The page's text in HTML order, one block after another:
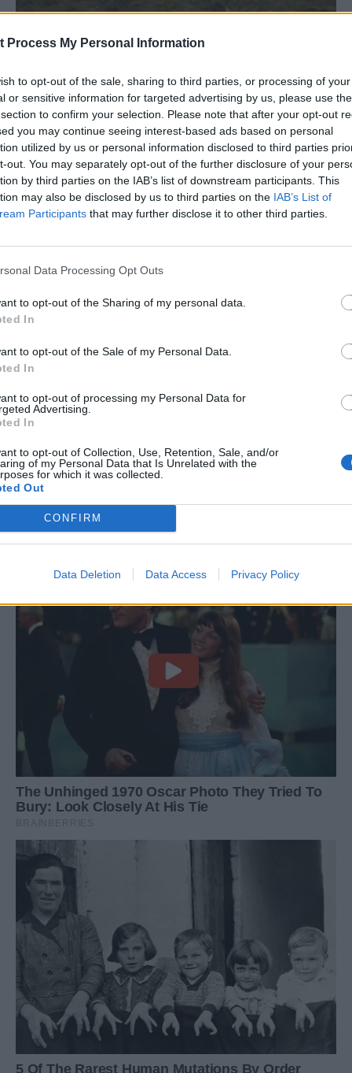
Process My Personal Information
to opt-out of the sale, sharing to third parties, or processing of your
or sensitive information for targeted advertising by us, please use
to confirm your selection. Please note that after your opt-out
you may continue seeing interest-based ads based on personal
utilized by us or personal information disclosed to third parties
out. You may separately opt-out of the further disclosure of your
by third parties on the IAB’s list of downstream participants. This
may also be disclosed by us to third parties on the IAB’s List of
Participantsthat may further disclose it to other third parties.
Data Processing Opt Outs
to opt-out of the Sharing of my personal data.
In
to opt-out of the Sale of my Personal Data.
In
to opt-out of processing my Personal Data for
Advertising.
In
to opt-out of Collection, Use, Retention, Sale, and/or
of my Personal Data that Is Unrelated with the
for which it was collected.
Out
CONFIRM
Data Deletion Data Access Privacy Policy